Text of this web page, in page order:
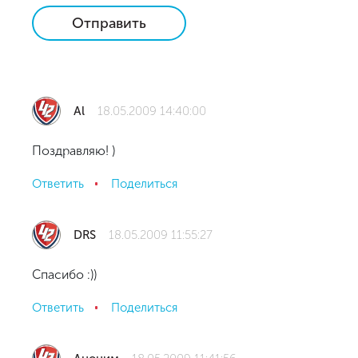
Отправить
Al 18.05.2009 14:40:00
Поздравляю! )
Ответить Поделиться
DRS 18.05.2009 11:55:27
Спасибо :))
Ответить Поделиться